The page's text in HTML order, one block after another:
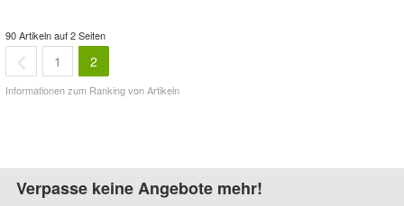
90 Artikeln auf 2 Seiten
1 2
Informationen zum Ranking von Artikeln
Verpasse keine Angebote mehr!